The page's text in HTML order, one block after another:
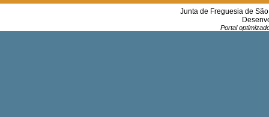
Junta de Freguesia de
Portal